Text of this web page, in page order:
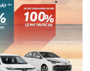
Nhiên liệu:
Xăng +
Điện
Số chỗ
ngồi: 5
Chỗ